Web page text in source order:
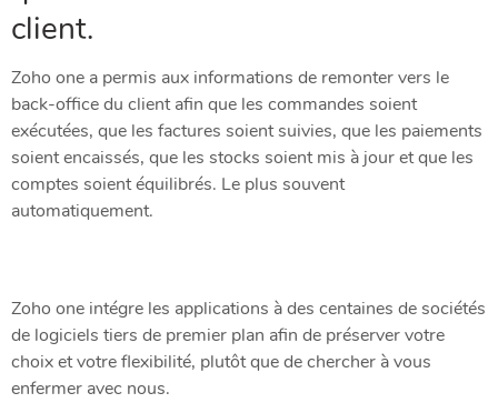
client.
Zoho one a permis aux informations de remonter vers le
back-office du client afin que les commandes soient
exécutées, que les factures soient suivies, que les paiements
soient encaissés, que les stocks soient mis à jour et que les
comptes soient équilibrés. Le plus souvent
automatiquement.
Zoho one intégre les applications à des centaines de sociétés
de logiciels tiers de premier plan afin de préserver votre
choix et votre flexibilité, plutôt que de chercher à vous
enfermer avec nous.